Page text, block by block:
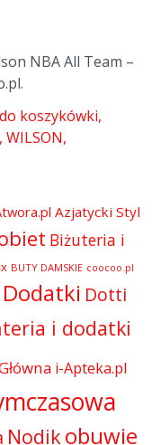
NBA All Team –
koszykówki
WILSON
Azjatycki Styl
Biżuteria i
BUTY DAMSKIE coocoo.pl
Dodatki Dotti
i dodatki
i-Apteka.pl
Nodik obuwie